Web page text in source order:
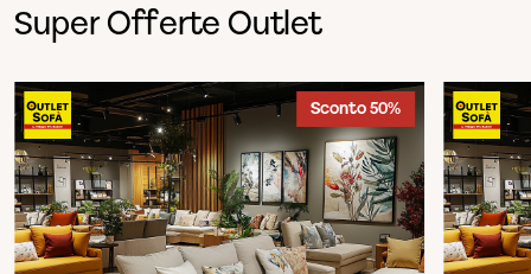
Super Offerte Outlet
Sconto 50%